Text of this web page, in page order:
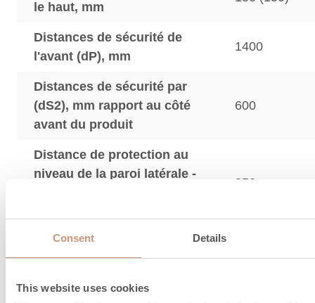
Consent Details
This website uses cookies
le haut, mm
Distances de sécurité de
l'avant (dP), mm
1400
Distances de sécurité par
(dS2), mm rapport au côté
avant du produit
600
Distance de protection au
niveau de la paroi latérale -
850
La distance de sécurité pour le produit avec la
protection thermique est indiquée entre